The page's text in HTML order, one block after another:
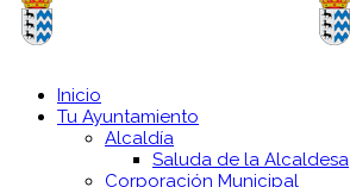
Inicio
Tu Ayuntamiento
Alcaldía
Saluda de la Alcaldesa
Corporación Municipal